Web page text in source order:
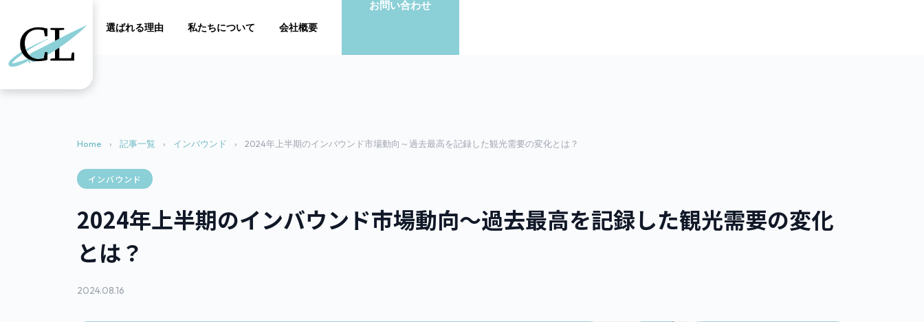
サービス 実績 選ばれる理由 私たちについて 会社概要
お問い合わせ
Home › 記事一覧 › インバウンド › 2024年上半期のインバウンド市場動向～過去最高を記録した観光需要の変化とは？
インバウンド
2024年上半期のインバウンド市場動向～過去最高を記録した観光需要の変化
とは？
2024.08.16